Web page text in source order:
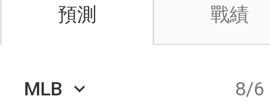
預測 戰績
MLB keyboard_arrow_down 8/6